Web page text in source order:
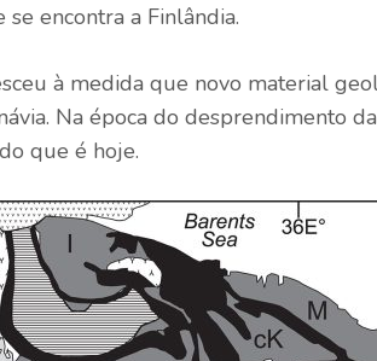
se encontra a Finlândia.
à medida que novo material
Na época do desprendimento
que é hoje.